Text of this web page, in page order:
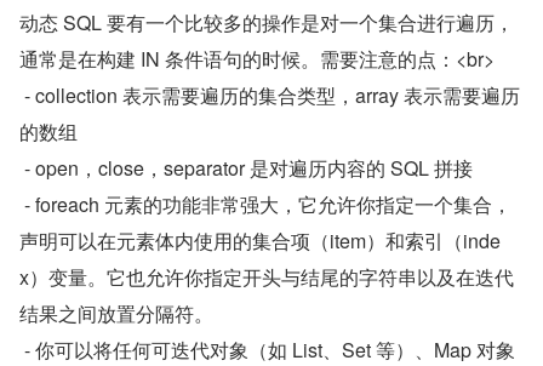
动态 SQL 要有一个比较多的操作是对一个集合进行遍历，
通常是在构建 IN 条件语句的时候。需要注意的点：<br>
的数组
- open，close，separator 是对遍历内容的 SQL 拼接
声明可以在元素体内使用的集合项（item）和索引（inde
x）变量。它也允许你指定开头与结尾的字符串以及在迭代
结果之间放置分隔符。